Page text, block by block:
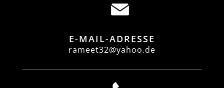
E-MAIL-ADRESSE
rameet32@yahoo.de